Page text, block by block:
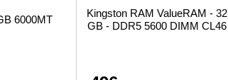
6000MT
Kingston RAM ValueRAM - 32
GB - DDR5 5600 DIMM CL46